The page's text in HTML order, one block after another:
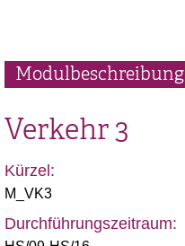
Modulbeschreibung
Verkehr 3
Kürzel:
M_VK3
Durchführungszeitraum: